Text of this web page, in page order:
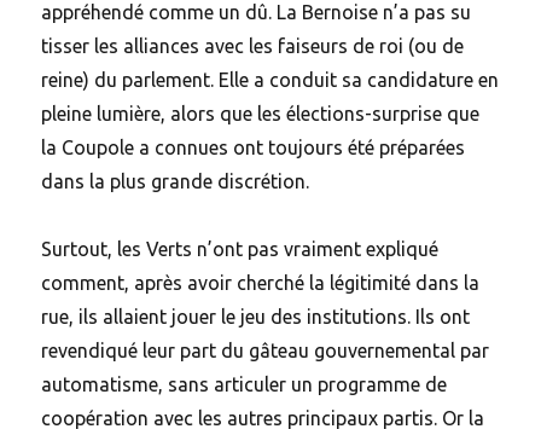
appréhendé comme un dû. La Bernoise n’a pas su
tisser les alliances avec les faiseurs de roi (ou de
reine) du parlement. Elle a conduit sa candidature en
pleine lumière, alors que les élections-surprise que
la Coupole a connues ont toujours été préparées
dans la plus grande discrétion.
Surtout, les Verts n’ont pas vraiment expliqué
comment, après avoir cherché la légitimité dans la
rue, ils allaient jouer le jeu des institutions. Ils ont
revendiqué leur part du gâteau gouvernemental par
automatisme, sans articuler un programme de
coopération avec les autres principaux partis. Or la